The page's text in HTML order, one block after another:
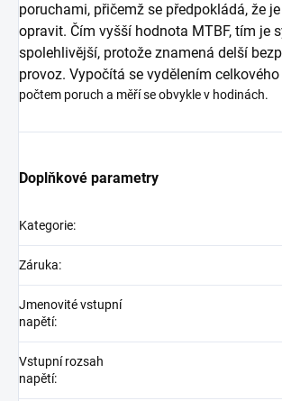
poruchami, přičemž se předpokládá, že
opravit. Čím vyšší hodnota MTBF, tím je
spolehlivější, protože znamená delší
provoz. Vypočítá se vydělením
počtem poruch a měří se obvykle v hodinách.
Doplňkové parametry
Kategorie:
Záruka:
Jmenovité vstupní
napětí:
Vstupní rozsah
napětí: